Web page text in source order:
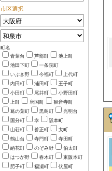
市区選択
町名
青葉台
芦部町
池上町
池田下町
一条院町
いぶき野
今福町
上代町
内田町
浦田町
王子町
小田町
尾井町
小野田町
上町
唐国町
観音寺町
葛の葉町
黒鳥町
光明台
国分町
幸
阪本町
山荘町
善正町
太町
鶴山台
寺門町
寺田町
納花町
のぞみ野
伯太町
はつが野
春木町
東阪本町
肥子町
福瀬町
伏屋町